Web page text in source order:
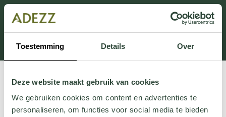
Toestemming Details Over
Deze website maakt gebruik van cookies
We gebruiken cookies om content en advertenties te
personaliseren, om functies voor social media te bieden
Dit onderdeel is momenteel in onderhoud.
Als je informatie mist kun je ons bellen +31 413 274
168 of mailen
Customersupport@adezz.com.